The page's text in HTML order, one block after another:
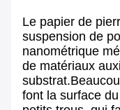
Le papier de
suspension de
nanométrique
de matériaux
font la surface